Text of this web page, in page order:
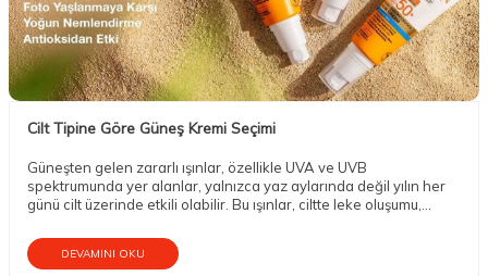
Cilt Tipine Göre Güneş Kremi Seçimi
Güneşten gelen zararlı ışınlar, özellikle UVA ve UVB
spektrumunda yer alanlar, yalnızca yaz aylarında değil yılın her
günü cilt üzerinde etkili olabilir. Bu ışınlar, ciltte leke oluşumu,
vadede cilt kanseri gibi ciddi sağlık sorunlarına yol açabilir.
DEVAMINI OKU